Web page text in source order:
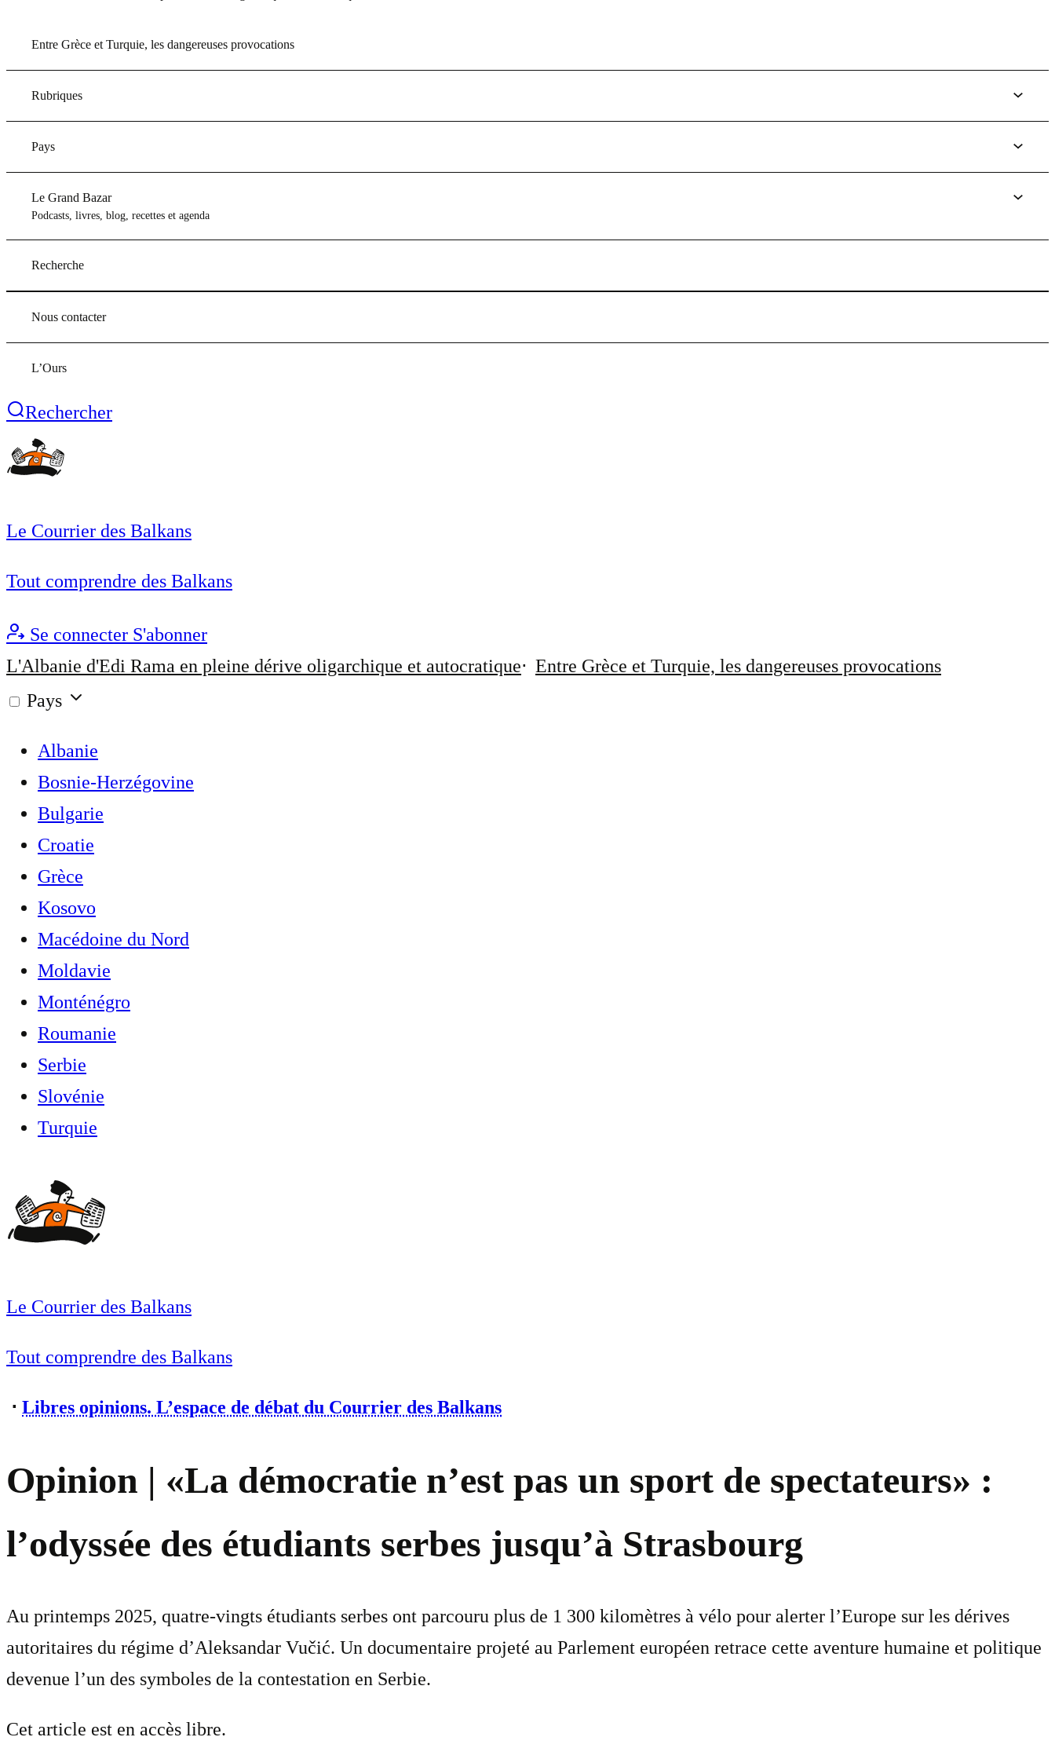
Entre Grèce et Turquie, les dangereuses provocations
Rubriques
Pays
Le Grand Bazar
Podcasts, livres, blog, recettes et agenda
Recherche
Nous contacter
L’Ours
Rechercher
Le Courrier des Balkans
Tout comprendre des Balkans
Se connecter S'abonner
L'Albanie d'Edi Rama en pleine dérive oligarchique et autocratique
Entre Grèce et Turquie, les dangereuses provocations
Pays
Albanie
Bosnie-Herzégovine
Bulgarie
Croatie
Grèce
Kosovo
Macédoine du Nord
Moldavie
Monténégro
Roumanie
Serbie
Slovénie
Turquie
Le Courrier des Balkans
Tout comprendre des Balkans
⋅ Libres opinions. L’espace de débat du Courrier des Balkans
Opinion | «La démocratie n’est pas un sport de spectateurs» :
l’odyssée des étudiants serbes jusqu’à Strasbourg
Au printemps 2025, quatre-vingts étudiants serbes ont parcouru plus de 1 300 kilomètres à vélo pour alerter l’Europe sur les dérives
autoritaires du régime d’Aleksandar Vučić. Un documentaire projeté au Parlement européen retrace cette aventure humaine et politique
devenue l’un des symboles de la contestation en Serbie.
Cet article est en accès libre.